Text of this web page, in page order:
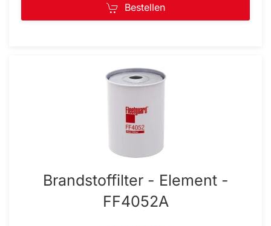
Bestellen
Brandstoffilter - Element -
FF4052A